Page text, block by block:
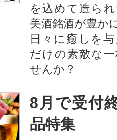
を込めて造ら
美酒銘酒が豊か
日々に癒しを
だけの素敵な
せんか？
8月で受付
品特集